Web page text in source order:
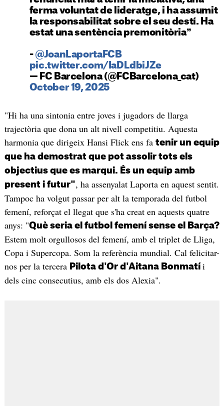
ferma voluntat de lideratge, i ha assumit
la responsabilitat sobre el seu destí. Ha
estat una sentència premonitòria❞
- @JoanLaportaFCB
pic.twitter.com/IaDLdbiJZe
— FC Barcelona (@FCBarcelona_cat)
October 19, 2025
"Hi ha una sintonia entre joves i jugadors de llarga
trajectòria que dona un alt nivell competitiu. Aquesta
harmonia que dirigeix ​​Hansi Flick ens fa tenir un equip
que ha demostrat que pot assolir tots els
objectius que es marqui. És un equip amb
present i futur", ha assenyalat Laporta en aquest sentit.
Tampoc ha volgut passar per alt la temporada del futbol
femení, reforçat el llegat que s'ha creat en aquests quatre
anys: "Què seria el futbol femení sense el Barça?
Estem molt orgullosos del femení, amb el triplet de Lliga,
Copa i Supercopa. Som la referència mundial. Cal felicitar-
nos per la tercera Pilota d'Or d'Aitana Bonmatí i
dels cinc consecutius, amb els dos Alexia".